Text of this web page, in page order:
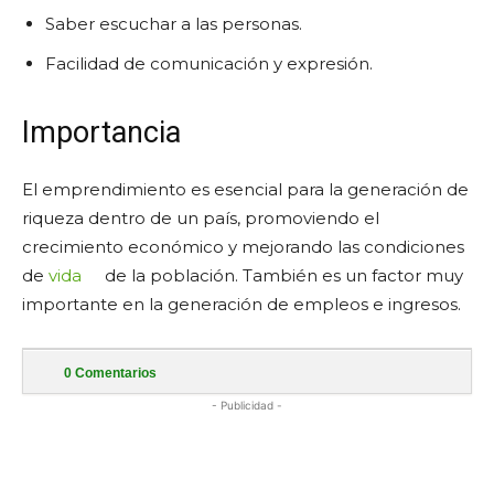
Saber escuchar a las personas.
Facilidad de comunicación y expresión.
Importancia
El emprendimiento es esencial para la generación de
riqueza dentro de un país, promoviendo el
crecimiento económico y mejorando las condiciones
de vida
de la población. También es un factor muy
importante en la generación de empleos e ingresos.
0 Comentarios
- Publicidad -